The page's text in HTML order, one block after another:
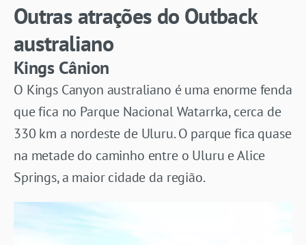
Outras atrações do Outback
australiano
Kings Cânion
O Kings Canyon australiano é uma enorme fenda
que fica no Parque Nacional Watarrka, cerca de
330 km a nordeste de Uluru. O parque fica quase
na metade do caminho entre o Uluru e Alice
Springs, a maior cidade da região.